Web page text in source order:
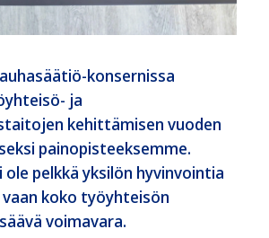
konsernissa
ja
kehittämisen vuoden
painopisteeksemme.
ole pelkkä yksilön hyvinvointia
koko työyhteisön
voimavara.